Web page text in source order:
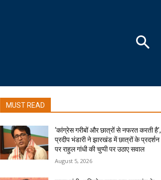
MUST READ
‘कांग्रेस गरीबों और छात्रों से नफरत करती है’,
प्रदीप भंडारी ने झारखंड में छात्रों के प्रदर्शन
पर राहुल गांधी की चुप्पी पर उठाए सवाल
August 5, 2026